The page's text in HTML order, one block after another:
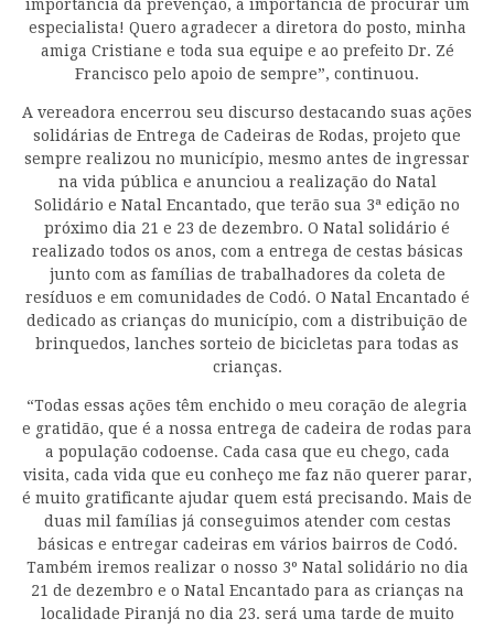
importância da prevenção, a importância de procurar um
especialista! Quero agradecer a diretora do posto, minha
amiga Cristiane e toda sua equipe e ao prefeito Dr. Zé
Francisco pelo apoio de sempre”, continuou.
A vereadora encerrou seu discurso destacando suas ações
solidárias de Entrega de Cadeiras de Rodas, projeto que
sempre realizou no município, mesmo antes de ingressar
na vida pública e anunciou a realização do Natal
Solidário e Natal Encantado, que terão sua 3ª edição no
próximo dia 21 e 23 de dezembro. O Natal solidário é
realizado todos os anos, com a entrega de cestas básicas
junto com as famílias de trabalhadores da coleta de
resíduos e em comunidades de Codó. O Natal Encantado é
dedicado as crianças do município, com a distribuição de
brinquedos, lanches sorteio de bicicletas para todas as
crianças.
“Todas essas ações têm enchido o meu coração de alegria
e gratidão, que é a nossa entrega de cadeira de rodas para
a população codoense. Cada casa que eu chego, cada
visita, cada vida que eu conheço me faz não querer parar,
é muito gratificante ajudar quem está precisando. Mais de
duas mil famílias já conseguimos atender com cestas
básicas e entregar cadeiras em vários bairros de Codó.
Também iremos realizar o nosso 3º Natal solidário no dia
21 de dezembro e o Natal Encantado para as crianças na
localidade Piranjá no dia 23. será uma tarde de muito